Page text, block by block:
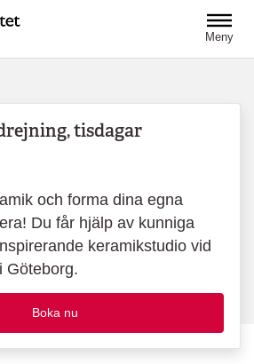
Meny
tisdagar
och forma dina egna
Du får hjälp av kunniga
keramikstudio vid
Göteborg.
Boka nu